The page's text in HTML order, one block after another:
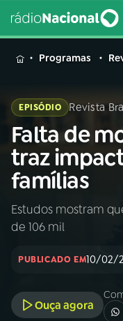
MENU
Buscar
na
Rádio
Nacional
INÍCIO
A RÁDIO
Programas
EPISÓDIO Revista
Falta de
traz
famílias
Estudos mostram
de 106 mil
PUBLICADO EM10/02/
Ouça agora